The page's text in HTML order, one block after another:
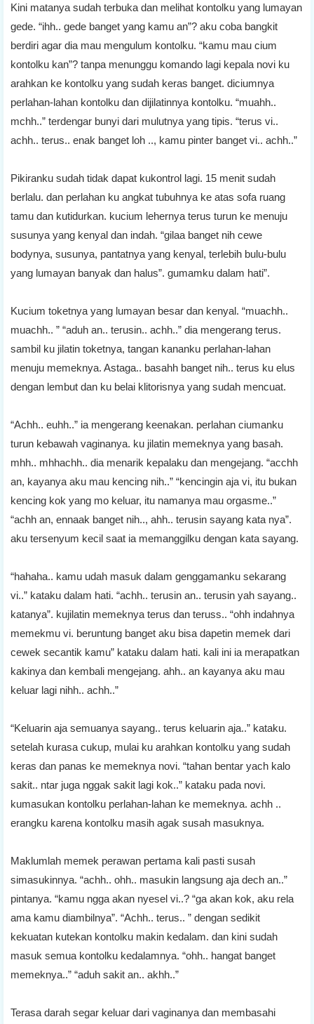
Kini matanya sudah terbuka dan melihat kontolku yang lumayan
gede. “ihh.. gede banget yang kamu an”? aku coba bangkit
berdiri agar dia mau mengulum kontolku. “kamu mau cium
kontolku kan”? tanpa menunggu komando lagi kepala novi ku
arahkan ke kontolku yang sudah keras banget. diciumnya
perlahan-lahan kontolku dan dijilatinnya kontolku. “muahh..
mchh..” terdengar bunyi dari mulutnya yang tipis. “terus vi..
achh.. terus.. enak banget loh .., kamu pinter banget vi.. achh..”
Pikiranku sudah tidak dapat kukontrol lagi. 15 menit sudah
berlalu. dan perlahan ku angkat tubuhnya ke atas sofa ruang
tamu dan kutidurkan. kucium lehernya terus turun ke menuju
susunya yang kenyal dan indah. “gilaa banget nih cewe
bodynya, susunya, pantatnya yang kenyal, terlebih bulu-bulu
yang lumayan banyak dan halus”. gumamku dalam hati”.
Kucium toketnya yang lumayan besar dan kenyal. “muachh..
muachh.. ” “aduh an.. terusin.. achh..” dia mengerang terus.
sambil ku jilatin toketnya, tangan kananku perlahan-lahan
menuju memeknya. Astaga.. basahh banget nih.. terus ku elus
dengan lembut dan ku belai klitorisnya yang sudah mencuat.
“Achh.. euhh..” ia mengerang keenakan. perlahan ciumanku
turun kebawah vaginanya. ku jilatin memeknya yang basah.
mhh.. mhhachh.. dia menarik kepalaku dan mengejang. “acchh
an, kayanya aku mau kencing nih..” “kencingin aja vi, itu bukan
kencing kok yang mo keluar, itu namanya mau orgasme..”
“achh an, ennaak banget nih.., ahh.. terusin sayang kata nya”.
aku tersenyum kecil saat ia memanggilku dengan kata sayang.
“hahaha.. kamu udah masuk dalam genggamanku sekarang
vi..” kataku dalam hati. “achh.. terusin an.. terusin yah sayang..
katanya”. kujilatin memeknya terus dan teruss.. “ohh indahnya
memekmu vi. beruntung banget aku bisa dapetin memek dari
cewek secantik kamu” kataku dalam hati. kali ini ia merapatkan
kakinya dan kembali mengejang. ahh.. an kayanya aku mau
keluar lagi nihh.. achh..”
“Keluarin aja semuanya sayang.. terus keluarin aja..” kataku.
setelah kurasa cukup, mulai ku arahkan kontolku yang sudah
keras dan panas ke memeknya novi. “tahan bentar yach kalo
sakit.. ntar juga nggak sakit lagi kok..” kataku pada novi.
kumasukan kontolku perlahan-lahan ke memeknya. achh ..
erangku karena kontolku masih agak susah masuknya.
Maklumlah memek perawan pertama kali pasti susah
simasukinnya. “achh.. ohh.. masukin langsung aja dech an..”
pintanya. “kamu ngga akan nyesel vi..? “ga akan kok, aku rela
ama kamu diambilnya”. “Achh.. terus.. ” dengan sedikit
kekuatan kutekan kontolku makin kedalam. dan kini sudah
masuk semua kontolku kedalamnya. “ohh.. hangat banget
memeknya..” “aduh sakit an.. akhh..”
Terasa darah segar keluar dari vaginanya dan membasahi